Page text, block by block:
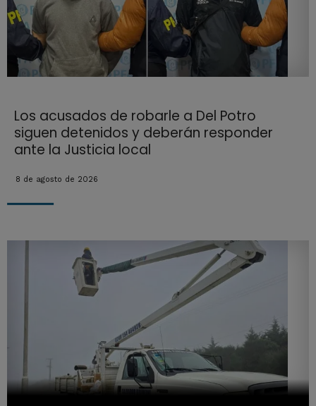
Los acusados de robarle a Del Potro
siguen detenidos y deberán responder
ante la Justicia local
8 de agosto de 2026